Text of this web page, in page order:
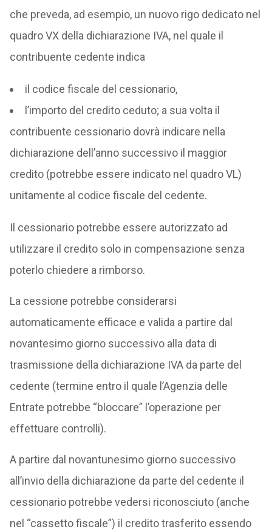
che preveda, ad esempio, un nuovo rigo dedicato nel
quadro VX della dichiarazione IVA, nel quale il
contribuente cedente indica
il codice fiscale del cessionario,
l’importo del credito ceduto; a sua volta il
contribuente cessionario dovrà indicare nella
dichiarazione dell’anno successivo il maggior
credito (potrebbe essere indicato nel quadro VL)
unitamente al codice fiscale del cedente.
Il cessionario potrebbe essere autorizzato ad
utilizzare il credito solo in compensazione senza
poterlo chiedere a rimborso.
La cessione potrebbe considerarsi
automaticamente efficace e valida a partire dal
novantesimo giorno successivo alla data di
trasmissione della dichiarazione IVA da parte del
cedente (termine entro il quale l’Agenzia delle
Entrate potrebbe “bloccare” l’operazione per
effettuare controlli).
A partire dal novantunesimo giorno successivo
all’invio della dichiarazione da parte del cedente il
cessionario potrebbe vedersi riconosciuto (anche
nel “cassetto fiscale”) il credito trasferito essendo